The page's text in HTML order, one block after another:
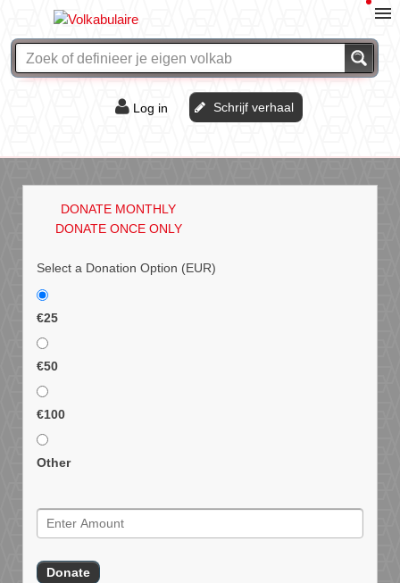
Log in Schrijf verhaal
DONATE MONTHLY
DONATE ONCE ONLY
Select a Donation Option (EUR)
€25
€50
€100
Other